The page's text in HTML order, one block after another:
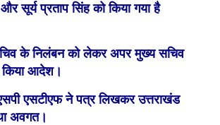
सूर्य प्रताप सिंह को किया गया है
के निलंबन को लेकर अपर मुख्य सचिव
किया आदेश।
एसटीएफ ने पत्र लिखकर उत्तराखंड
अवगत।